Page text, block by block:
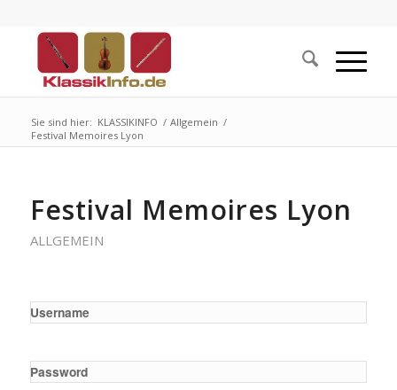
Sie sind hier: KLASSIKINFO / Allgemein /
Festival Memoires Lyon
Festival Memoires Lyon
ALLGEMEIN
Username
Password